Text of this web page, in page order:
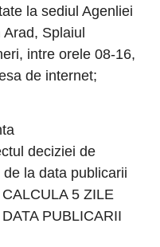
la sediul Agenliei
Splaiul
intre orele 08-16,
de internet;
deciziei de
la data publicarii
CALCULA 5 ZILE
PUBLICARII